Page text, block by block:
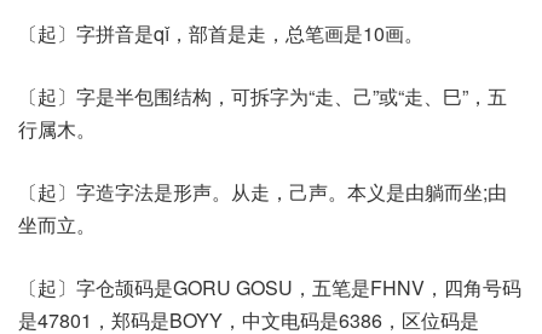
〔起〕字拼音是qǐ，部首是走，总笔画是10画。
〔起〕字是半包围结构，可拆字为“走、己”或“走、巳”，五
行属木。
〔起〕字造字法是形声。从走，己声。本义是由躺而坐;由
坐而立。
〔起〕字仓颉码是GORU GOSU，五笔是FHNV，四角号码
是47801，郑码是BOYY，中文电码是6386，区位码是